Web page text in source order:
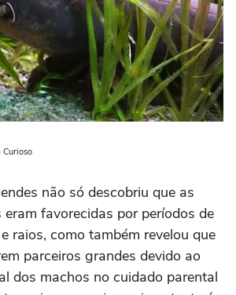
não só descobriu que as
favorecidas por períodos de
raios, como também revelou que
parceiros grandes devido ao
dos machos no cuidado parental